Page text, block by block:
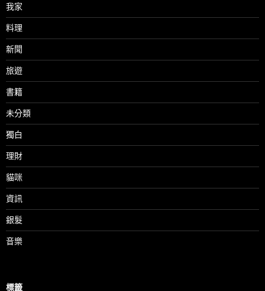
我家
料理
新聞
旅遊
書籍
未分類
獨白
理財
貓咪
資訊
銀髮
音樂
標籤